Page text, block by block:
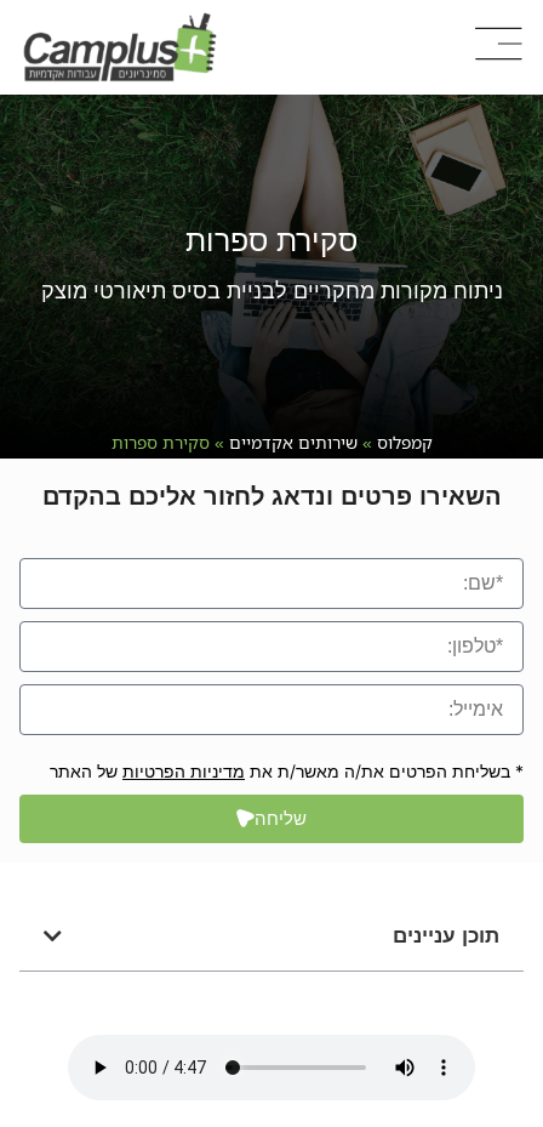
סקירת ספרות
ניתוח מקורות מחקריים לבניית בסיס תיאורטי מוצק
קמפלוס »שירותים אקדמיים »סקירת ספרות
השאירו פרטים ונדאג לחזור אליכם בהקדם
* בשליחת הפרטים את/ה מאשר/ת את מדיניות הפרטיות של האתר
שליחה
תוכן עניינים